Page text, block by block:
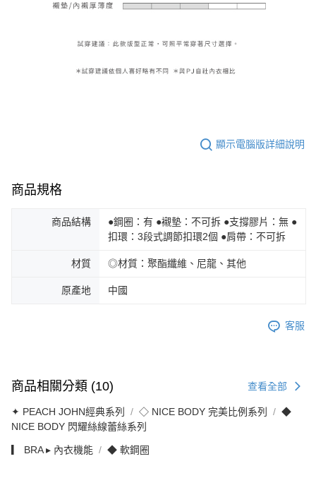
顯示電腦版詳細說明
商品規格
商品結構
●鋼圈：有 ●襯墊：不可拆 ●支撐膠片：無 ●
扣環：3段式調節扣環2個 ●肩帶：不可拆
材質 ◎材質：聚酯纖維、尼龍、其他
原產地 中國
客服
商品相關分類 (10) 查看全部
✦ PEACH JOHN經典系列 ◇ NICE BODY 完美比例系列
◆
NICE BODY 閃耀絲線蕾絲系列
▎ BRA ▸ 內衣機能 ◆ 軟鋼圈